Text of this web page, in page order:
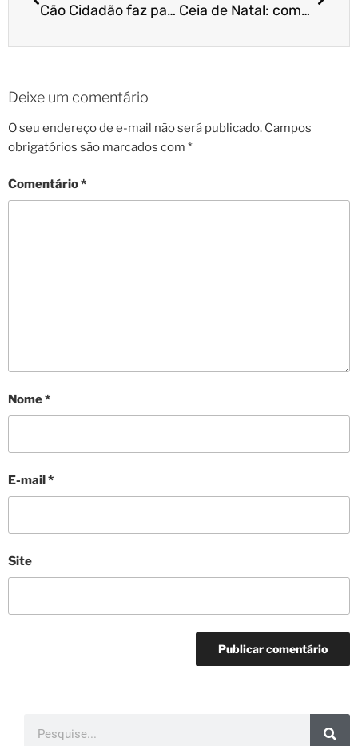
Cão Cidadão faz palestra sobre medos e fobias na Pet Center Marginal Ceia de Natal: como ensinar o pet a pular menos nas visitas?
Deixe um comentário
O seu endereço de e-mail não será publicado. Campos
obrigatórios são marcados com *
Comentário*
Nome*
E-mail*
Site